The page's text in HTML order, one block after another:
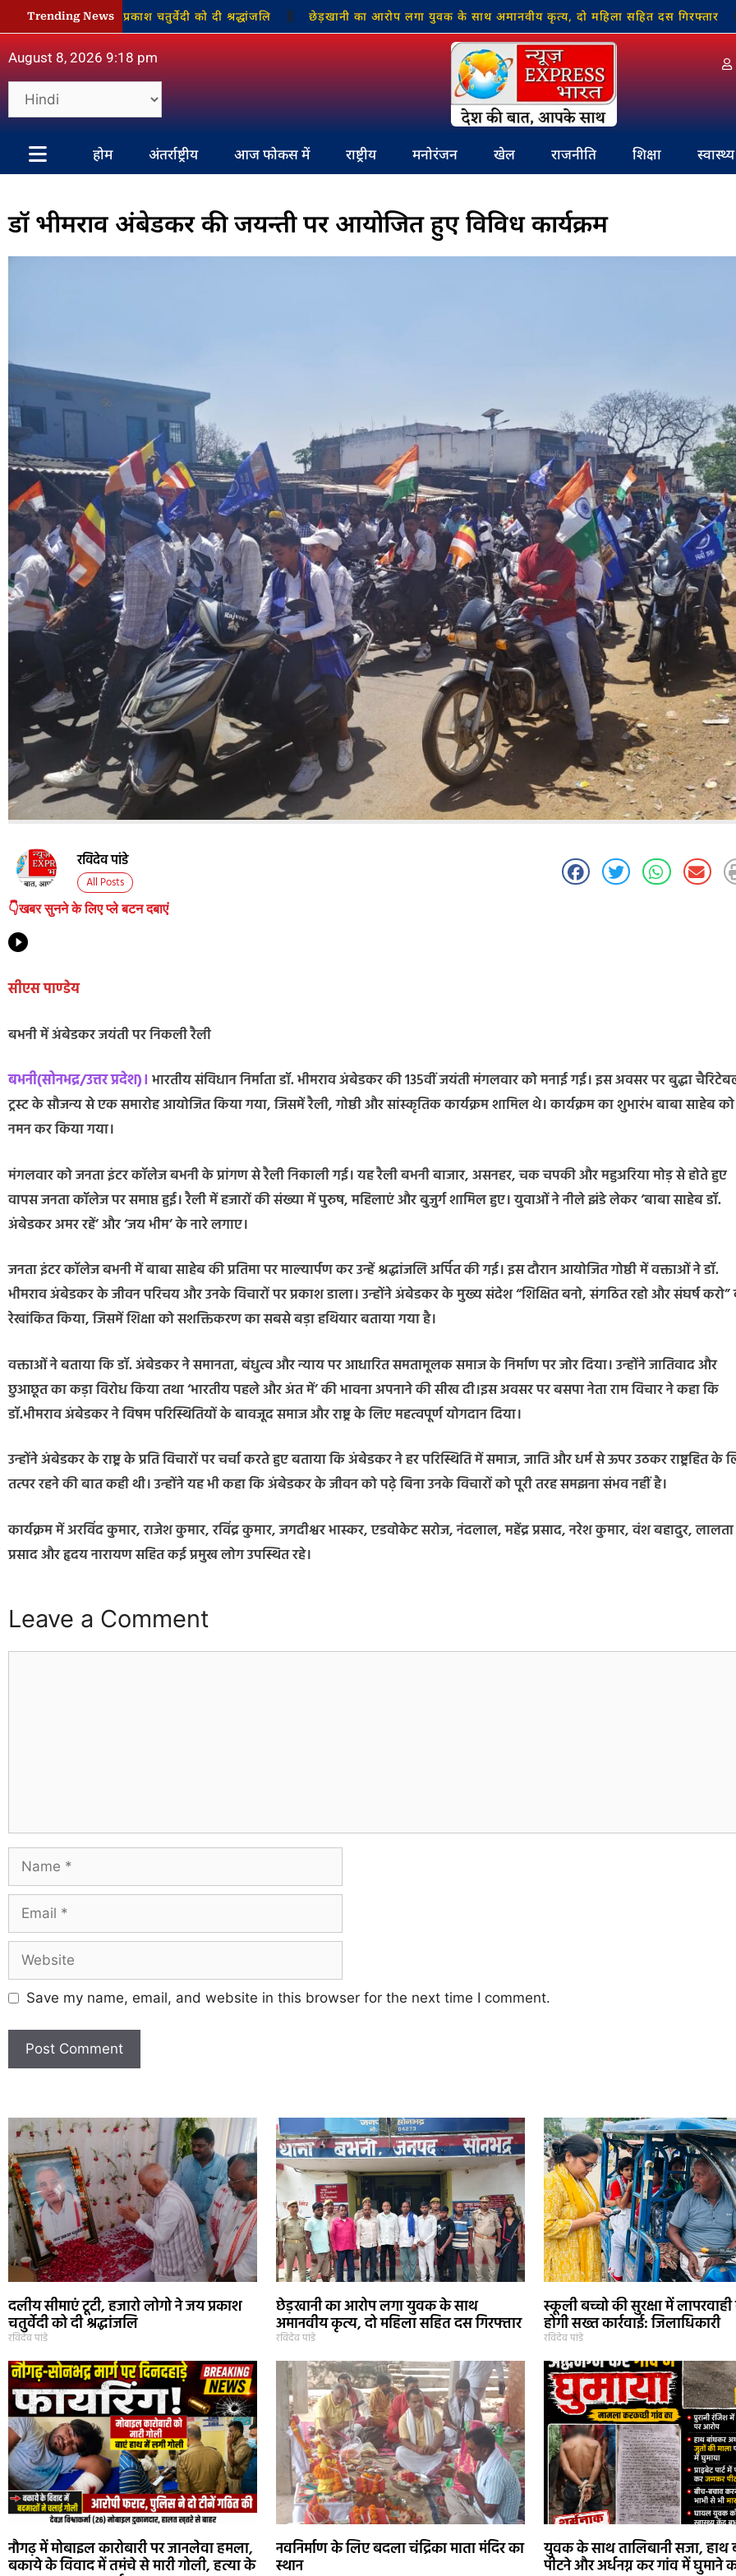
Trending News
लोगो ने जय प्रकाश चतुर्वेदी को दी श्रद्धांजलि छेड़खानी का आरोप लगा युवक के साथ अमानवीय कृत्य, दो महिला सहित दस गिरफ्तार स्कूली
August 8, 2026 9:18 pm
होम अंतर्राष्ट्रीय आज फोकस में राष्ट्रीय मनोरंजन खेल राजनीति शिक्षा स्वास्थ्य
डॉ भीमराव अंबेडकर की जयन्ती पर आयोजित हुए विविध कार्यक्रम
रविदेव पांडे
All Posts
👇खबर सुनने के लिए प्ले बटन दबाएं
सीएस पाण्डेय
बभनी में अंबेडकर जयंती पर निकली रैली
बभनी(सोनभद्र/उत्तर प्रदेश)। भारतीय संविधान निर्माता डॉ. भीमराव अंबेडकर की 135वीं जयंती मंगलवार को मनाई गई। इस अवसर पर बुद्धा
ट्रस्ट के सौजन्य से एक समारोह आयोजित किया गया, जिसमें रैली, गोष्ठी और सांस्कृतिक कार्यक्रम शामिल थे। कार्यक्रम का शुभारंभ बाबा साहेब को
नमन कर किया गया।
मंगलवार को जनता इंटर कॉलेज बभनी के प्रांगण से रैली निकाली गई। यह रैली बभनी बाजार, असनहर, चक चपकी और महुअरिया मोड़ से होते हुए
वापस जनता कॉलेज पर समाप्त हुई। रैली में हजारों की संख्या में पुरुष, महिलाएं और बुजुर्ग शामिल हुए। युवाओं ने नीले झंडे लेकर ‘बाबा साहेब डॉ.
अंबेडकर अमर रहें’ और ‘जय भीम’ के नारे लगाए।
जनता इंटर कॉलेज बभनी में बाबा साहेब की प्रतिमा पर माल्यार्पण कर उन्हें श्रद्धांजलि अर्पित की गई। इस दौरान आयोजित गोष्ठी में वक्ताओं ने डॉ.
भीमराव अंबेडकर के जीवन परिचय और उनके विचारों पर प्रकाश डाला। उन्होंने अंबेडकर के मुख्य संदेश “शिक्षित बनो, संगठित रहो और संघर्ष करो”
रेखांकित किया, जिसमें शिक्षा को सशक्तिकरण का सबसे बड़ा हथियार बताया गया है।
वक्ताओं ने बताया कि डॉ. अंबेडकर ने समानता, बंधुत्व और न्याय पर आधारित समतामूलक समाज के निर्माण पर जोर दिया। उन्होंने जातिवाद और
छुआछूत का कड़ा विरोध किया तथा ‘भारतीय पहले और अंत में’ की भावना अपनाने की सीख दी।इस अवसर पर बसपा नेता राम विचार ने कहा कि
डॉ.भीमराव अंबेडकर ने विषम परिस्थितियों के बावजूद समाज और राष्ट्र के लिए महत्वपूर्ण योगदान दिया।
उन्होंने अंबेडकर के राष्ट्र के प्रति विचारों पर चर्चा करते हुए बताया कि अंबेडकर ने हर परिस्थिति में समाज, जाति और धर्म से ऊपर उठकर राष्ट्रहित के
तत्पर रहने की बात कही थी। उन्होंने यह भी कहा कि अंबेडकर के जीवन को पढ़े बिना उनके विचारों को पूरी तरह समझना संभव नहीं है।
कार्यक्रम में अरविंद कुमार, राजेश कुमार, रविंद्र कुमार, जगदीश्वर भास्कर, एडवोकेट सरोज, नंदलाल, महेंद्र प्रसाद, नरेश कुमार, वंश बहादुर, लालता
प्रसाद और हृदय नारायण सहित कई प्रमुख लोग उपस्थित रहे।
Leave a Comment
Save my name, email, and website in this browser for the next time I comment.
दलीय सीमाएं टूटी, हजारो लोगो ने जय प्रकाश
चतुर्वेदी को दी श्रद्धांजलि
रविदेव पांडे
छेड़खानी का आरोप लगा युवक के साथ
अमानवीय कृत्य, दो महिला सहित दस गिरफ्तार
रविदेव पांडे
स्कूली बच्चो की सुरक्षा में
होगी सख्त कार्रवाई: जिलाधिकारी
रविदेव पांडे
नौगढ़ में मोबाइल कारोबारी पर जानलेवा हमला,
बकाये के विवाद में तमंचे से मारी गोली, हत्या के
नवनिर्माण के लिए बदला चंद्रिका माता मंदिर का
स्थान
युवक के साथ तालिबानी सजा, हाथ
पीटने और अर्धनग्न कर गांव में घुमाने